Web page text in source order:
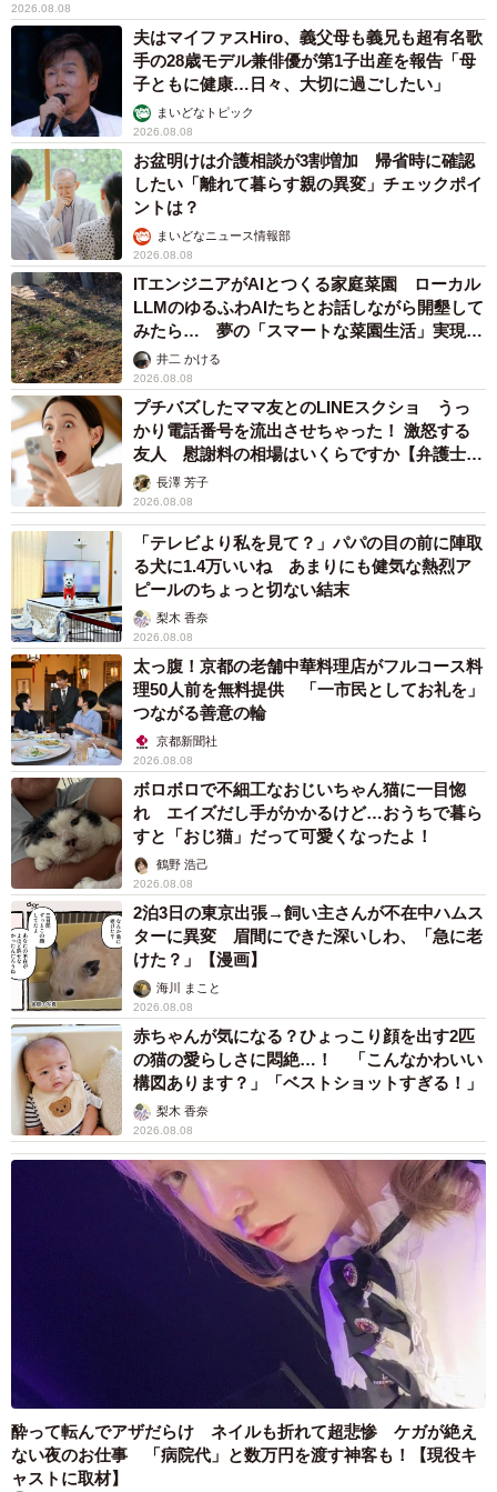
2026.08.08
夫はマイファスHiro、義父母も義兄も超有名歌
手の28歳モデル兼俳優が第1子出産を報告「母
子ともに健康…日々、大切に過ごしたい」
まいどなトピック
2026.08.08
お盆明けは介護相談が3割増加 帰省時に確認
したい「離れて暮らす親の異変」チェックポイ
ントは？
まいどなニュース情報部
2026.08.08
ITエンジニアがAIとつくる家庭菜園 ローカル
LLMのゆるふわAIたちとお話しながら開墾して
みたら… 夢の「スマートな菜園生活」実現な
るか井二 かける
2026.08.08
プチバズしたママ友とのLINEスクショ うっ
かり電話番号を流出させちゃった！ 激怒する
友人 慰謝料の相場はいくらですか【弁護士が
解説】長澤 芳子
2026.08.08
「テレビより私を見て？」パパの目の前に陣取
る犬に1.4万いいね あまりにも健気な熱烈ア
ピールのちょっと切ない結末
梨木 香奈
2026.08.08
太っ腹！京都の老舗中華料理店がフルコース料
理50人前を無料提供 「一市民としてお礼を」
つながる善意の輪
京都新聞社
2026.08.08
ボロボロで不細工なおじいちゃん猫に一目惚
れ エイズだし手がかかるけど…おうちで暮ら
すと「おじ猫」だって可愛くなったよ！
鶴野 浩己
2026.08.08
2泊3日の東京出張→飼い主さんが不在中ハムス
ターに異変 眉間にできた深いしわ、「急に老
けた？」【漫画】
海川 まこと
2026.08.08
赤ちゃんが気になる？ひょっこり顔を出す2匹
の猫の愛らしさに悶絶…！ 「こんなかわいい
構図あります？」「ベストショットすぎる！」
梨木 香奈
2026.08.08
酔って転んでアザだらけ ネイルも折れて超悲惨 ケガが絶え
ない夜のお仕事 「病院代」と数万円を渡す神客も！【現役キ
ャストに取材】